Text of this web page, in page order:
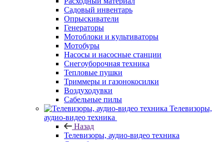
Садовый инвентарь
Опрыскиватели
Генераторы
Мотоблоки и культиваторы
Мотобуры
Насосы и насосные станции
Снегоуборочная техника
Тепловые пушки
Триммеры и газонокосилки
Воздуходувки
Сабельные пилы
Телевизоры,
аудио-видео техника
Назад
Телевизоры, аудио-видео техника